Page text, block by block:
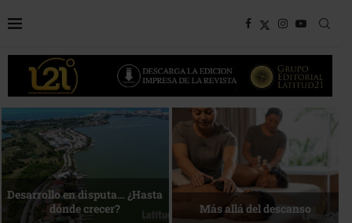
Bottega, un viaje servido a la
mesa
Energía que Impulsa la
competitividad